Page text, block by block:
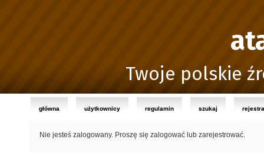
Twoje polskie
główna użytkownicy regulamin szukaj
Nie jesteś zalogowany. Proszę się zalogować lub zarejestrować.